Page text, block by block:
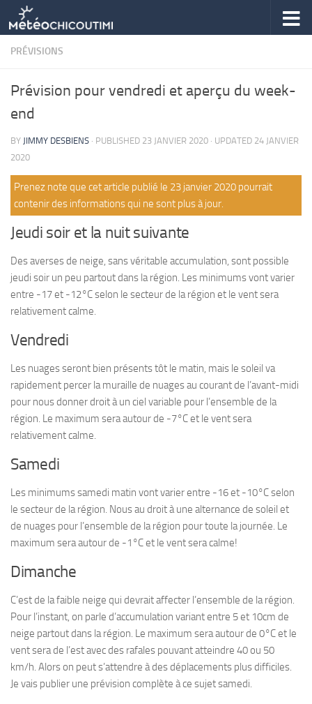
Skip to content
PRÉVISIONS
Prévision pour vendredi et aperçu du week-
end
BY JIMMY DESBIENS · PUBLISHED 23 JANVIER 2020 · UPDATED 24 JANVIER
2020
Prenez note que cet article publié le 23 janvier 2020 pourrait
contenir des informations qui ne sont plus à jour.
Jeudi soir et la nuit suivante
Des averses de neige, sans véritable accumulation, sont possible
jeudi soir un peu partout dans la région. Les minimums vont varier
entre -17 et -12°C selon le secteur de la région et le vent sera
relativement calme.
Vendredi
Les nuages seront bien présents tôt le matin, mais le soleil va
rapidement percer la muraille de nuages au courant de l’avant-midi
pour nous donner droit à un ciel variable pour l’ensemble de la
région. Le maximum sera autour de -7°C et le vent sera
relativement calme.
Samedi
Les minimums samedi matin vont varier entre -16 et -10°C selon
le secteur de la région. Nous au droit à une alternance de soleil et
de nuages pour l’ensemble de la région pour toute la journée. Le
maximum sera autour de -1°C et le vent sera calme!
Dimanche
C’est de la faible neige qui devrait affecter l’ensemble de la région.
Pour l’instant, on parle d’accumulation variant entre 5 et 10cm de
neige partout dans la région. Le maximum sera autour de 0°C et le
vent sera de l’est avec des rafales pouvant atteindre 40 ou 50
km/h. Alors on peut s’attendre à des déplacements plus difficiles.
Je vais publier une prévision complète à ce sujet samedi.